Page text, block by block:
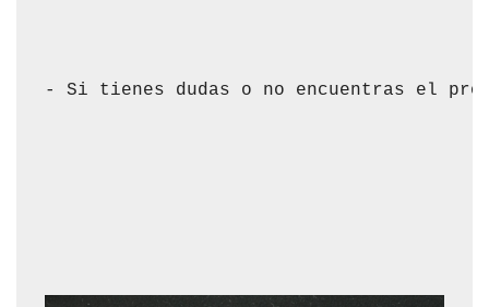
- Si tienes dudas o no encuentras el